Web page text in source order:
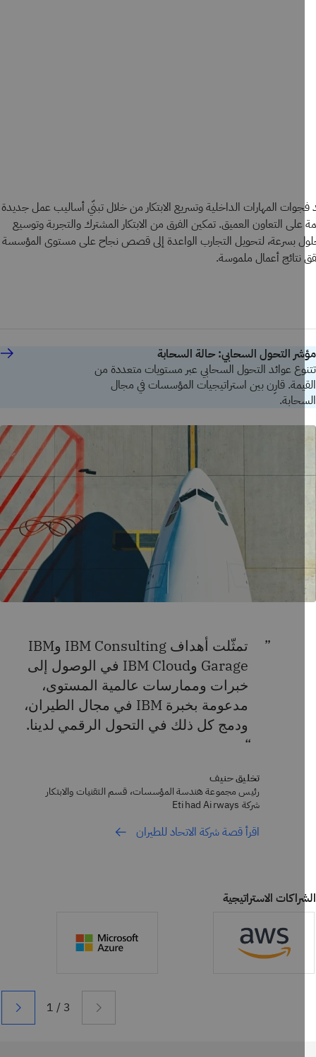
المهارات الداخلية وتسريع الابتكار من خلال تبنّي أساليب عمل جديدة
التعاون العميق. تمكين الفرق من الابتكار المشترك والتجربة وتوسيع
بسرعة، لتحويل التجارب الواعدة إلى قصص نجاح على مستوى المؤسسة
أعمال ملموسة.
التحول السحابي: حالة السحابة
عوائد التحول السحابي عبر مستويات متعددة من
قارِن بين استراتيجيات المؤسسات في مجال
تمثّلت أهداف IBM Consulting وIBM
Garage وIBM Cloud في الوصول إلى
خبرات وممارسات عالمية المستوى،
مدعومة بخبرة IBM في مجال الطيران،
ودمج كل ذلك في التحول الرقمي لدينا.
تخليق حنيف
رئيس مجموعة هندسة المؤسسات، قسم التقنيات والابتكار
شركة Etihad Airways
اقرأ قصة شركة الاتحاد للطيران
الاستراتيجية